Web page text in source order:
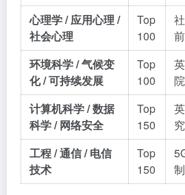
心理学 / 应用心理 /
社会心理
Top
100
环境科学 / 气候变
化 / 可持续发展
Top
100
计算机科学 / 数据
科学 / 网络安全
Top
150
工程 / 通信 / 电信
技术
Top
150